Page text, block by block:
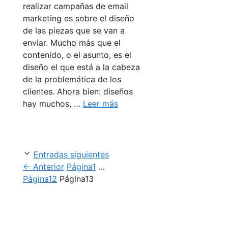
realizar campañas de email
marketing es sobre el diseño
de las piezas que se van a
enviar. Mucho más que el
contenido, o el asunto, es el
diseño el que está a la cabeza
de la problemática de los
clientes. Ahora bien: diseños
hay muchos, … Leer más
Entradas siguientes
← Anterior Página1 …
Página12 Página13